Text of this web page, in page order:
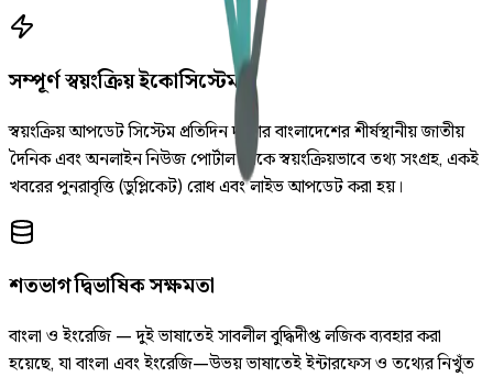
সম্পূর্ণ স্বয়ংক্রিয় ইকোসিস্টেম
স্বয়ংক্রিয় আপডেট সিস্টেম প্রতিদিন দুইবার বাংলাদেশের শীর্ষস্থানীয় জাতীয়
দৈনিক এবং অনলাইন নিউজ পোর্টাল থেকে স্বয়ংক্রিয়ভাবে তথ্য সংগ্রহ, একই
খবরের পুনরাবৃত্তি (ডুপ্লিকেট) রোধ এবং লাইভ আপডেট করা হয়।
শতভাগ দ্বিভাষিক সক্ষমতা
বাংলা ও ইংরেজি — দুই ভাষাতেই সাবলীল বুদ্ধিদীপ্ত লজিক ব্যবহার করা
হয়েছে, যা বাংলা এবং ইংরেজি—উভয় ভাষাতেই ইন্টারফেস ও তথ্যের নিখুঁত